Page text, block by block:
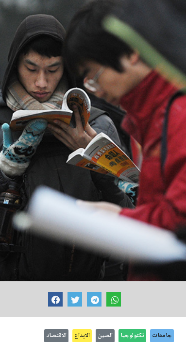
جامعات تكنولوجيا الصين الابداع الاقتصاد